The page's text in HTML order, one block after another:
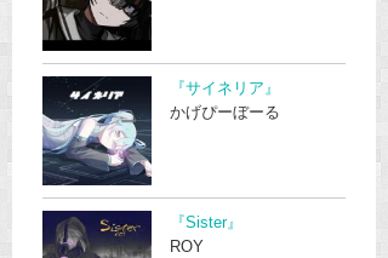
『サイネリア』
かげぴーぼーる
『Sister』
ROY